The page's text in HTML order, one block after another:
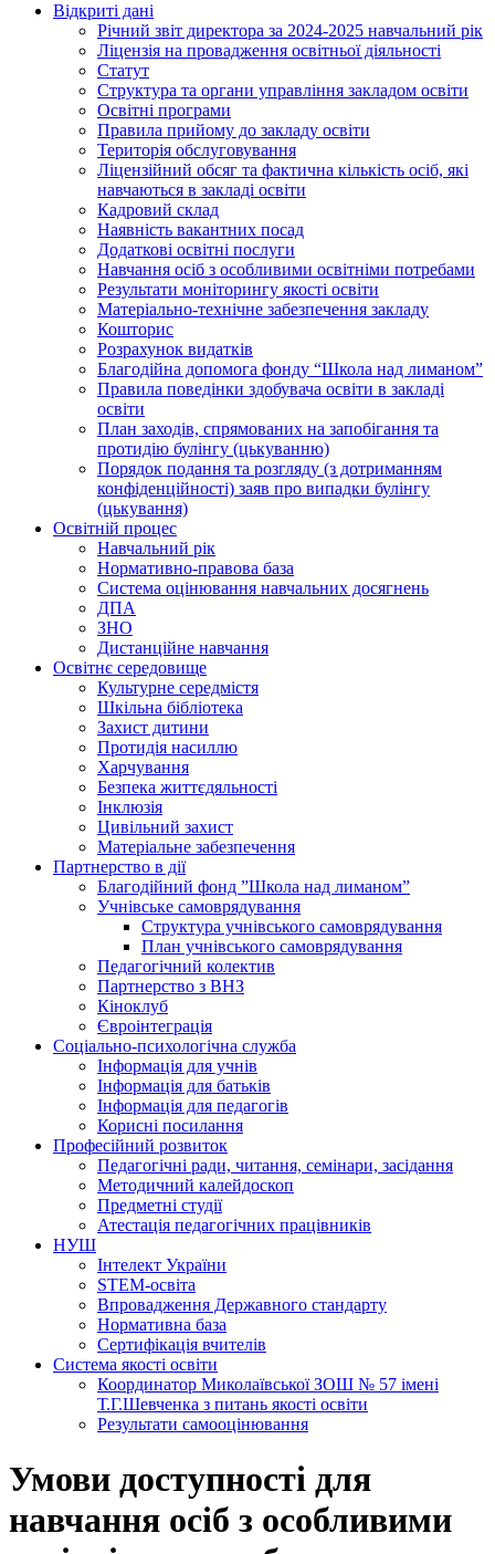
Відкриті дані
Річний звіт директора за 2024-2025 навчальний рік
Ліцензія на провадження освітньої діяльності
Статут
Структура та органи управління закладом освіти
Освiтнi програми
Правила прийому до закладу освіти
Територiя обслуговування
Ліцензійний обсяг та фактична кількість осіб, які
навчаються в закладі освіти
Кадровий склад
Наявність вакантних посад
Додатковi освiтнi послуги
Навчання осіб з особливими освітніми потребами
Результати моніторингу якості освіти
Матеріально-технічне забезпечення закладу
Кошторис
Розрахунок видатків
Благодійна допомога фонду “Школа над лиманом”
Правила поведінки здобувача освіти в закладі
освіти
План заходів, спрямованих на запобігання та
протидію булінгу (цькуванню)
Порядок подання та розгляду (з дотриманням
конфіденційності) заяв про випадки булінгу
(цькування)
Освітній процес
Навчальний рік
Нормативно-правова база
Система оцінювання навчальних досягнень
ДПА
ЗНО
Дистанційне навчання
Освітнє середовище
Культурне середмістя
Шкільна бібліотека
Захист дитини
Протидія насиллю
Харчування
Безпека життєдяльності
Інклюзія
Цивільний захист
Матеріальне забезпечення
Партнерство в дії
Благодійний фонд ”Школа над лиманом”
Учнівське самоврядування
Структура учнiвського самоврядування
План учнiвського самоврядування
Педагогічний колектив
Партнерство з ВНЗ
Кіноклуб
Євроінтеграція
Соціально-психологічна служба
Інформація для учнів
Інформація для батьків
Інформація для педагогів
Корисні посилання
Професійний розвиток
Педагогічні ради, читання, семінари, засідання
Методичний калейдоскоп
Предметні студії
Атестація педагогічних працівників
НУШ
Інтелект України
STEM-освіта
Впровадження Державного стандарту
Нормативна база
Сертифікація вчителів
Система якості освіти
Координатор Миколаївської ЗОШ № 57 імені
Т.Г.Шевченка з питань якості освіти
Результати самооцінювання
Умови доступності для
навчання осіб з особливими